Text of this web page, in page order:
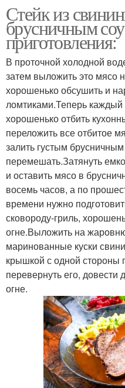
Соус к мясу
Стейк из
брусничным
приготовления:
В проточной холодной
затем выложить это мясо
хорошенько обсушить и
ломтиками.Теперь
хорошенько отбить
переложить все отбитое
залить густым
перемешать.Затянуть
и оставить мясо в
восемь часов, а по
времени нужно
сковороду-гриль,
огне.Выложить на
маринованные куски
крышкой с одной стороны
перевернуть его, довести
огне.